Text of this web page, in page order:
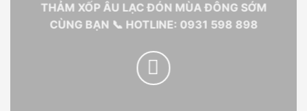
THẢM XỐP ÂU LẠC ĐÓN MÙA ĐÔNG SỚM
CÙNG BẠN 📞 HOTLINE: 0931 598 898